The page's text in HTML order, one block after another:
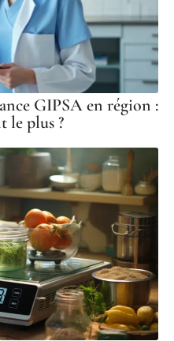
GIPSA en région :
le plus ?